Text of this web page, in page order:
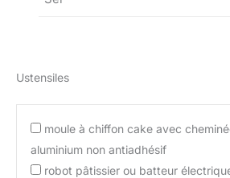
Ustensiles
moule à chiffon cake avec
aluminium non antiadhésif
robot pâtissier ou batteur